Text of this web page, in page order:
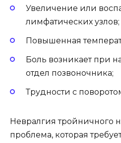
Увеличение или
лимфатических узлов;
Повышенная
Боль возникает при
отдел позвоночника;
Трудности с
Невралгия тройничного
проблема, которая